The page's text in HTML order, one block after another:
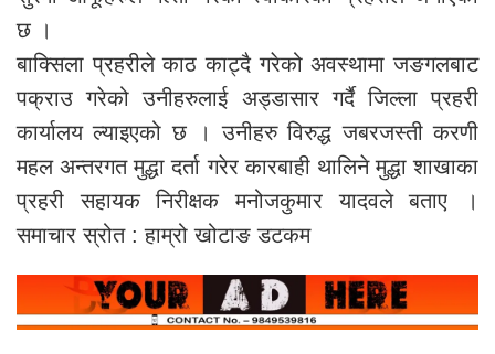
छ ।
बाक्सिला प्रहरीले काठ काट्दै गरेको अवस्थामा जङगलबाट
पक्राउ गरेको उनीहरुलाई अड्डासार गर्दै जिल्ला प्रहरी
कार्यालय ल्याइएको छ । उनीहरु विरुद्ध जबरजस्ती करणी
महल अन्तरगत मुद्धा दर्ता गरेर कारबाही थालिने मुद्धा शाखाका
प्रहरी सहायक निरीक्षक मनोजकुमार यादवले बताए ।
समाचार स्रोत : हाम्रो खोटाङ डटकम